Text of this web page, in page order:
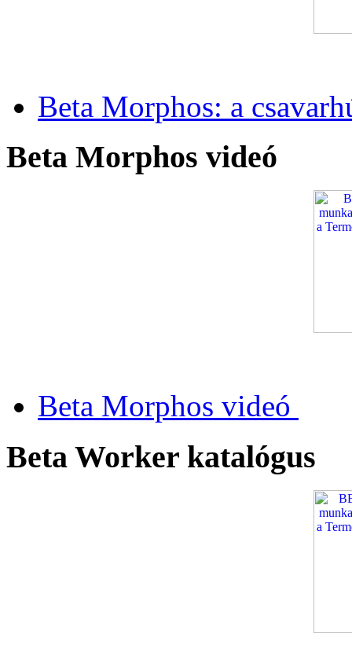
Beta Morphos: a
Beta Morphos videó
Beta Morphos videó
Beta Worker katalógus